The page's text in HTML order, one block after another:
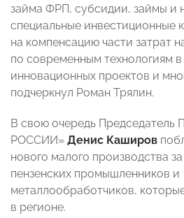
займа ФРП, субсидии, займы и
специальные инвестиционные
на компенсацию части затрат
по современным технологиям
инновационных проектов и
подчеркнул Роман Трялин.
В свою очередь Председатель
РОССИИ» Денис Каширов
нового малого производства
пензенских промышленников и
металлообработчиков,
в регионе.